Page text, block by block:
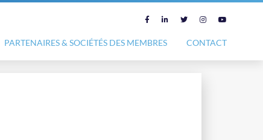
PARTENAIRES & SOCIÉTÉS DES MEMBRES CONTACT